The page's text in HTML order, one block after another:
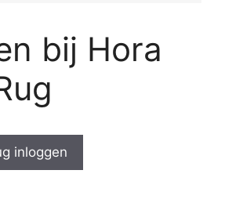
bij Hora
inloggen